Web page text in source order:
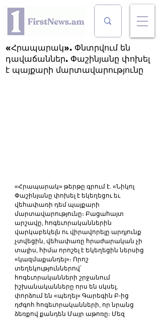
«Հրապարակ». Փնտրվում են
դավաճաններ. Փաշինյանը փոխել
է պայքարի մարտավարությունը
«Հրապարակ» թերթը գրում է. «Նիկոլ
Փաշինյանը փոխել է եկեղեցու եւ
վեհափառի դեմ պայքարի
մարտավարությունը։ Բացահայտ
արշավը, հոգեւորականներին
վարկաբեկելն ու վիրավորելը արդյունք
չտվեցին, վեհափառը հրաժարական չի
տալիս, հիմա որոշել է Եկեղեցին ներսից
«կազմաքանդել»։ Որոշ
տեղեկություններով՝
հոգեւորականների շրջանում
իշխանականները որս են սկսել,
փորձում են «պեղել» Գարեգին Բ-ից
դժգոհ հոգեւորականների, որ նրանց
ձեռքով քանդեն Մայր աթոռը։ Մեզ